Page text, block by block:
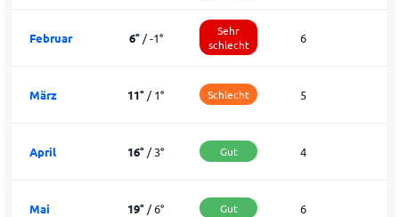
Februar 6°/-1°
Sehr
schlecht
6
März 11° /1° Schlecht 5
April 16° /3° Gut 4
Mai 19° /6° Gut 6